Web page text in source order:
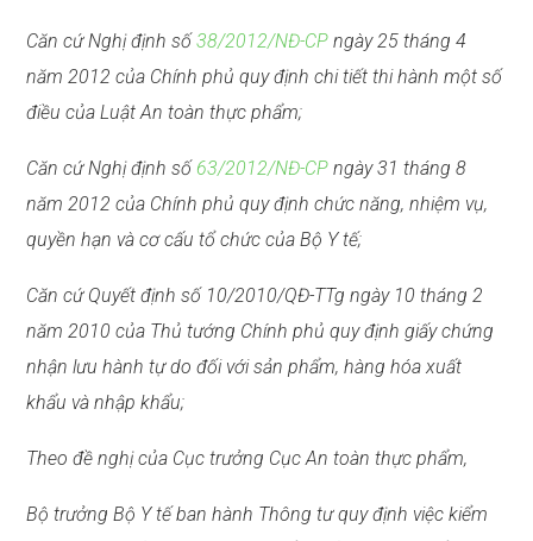
Căn cứ Nghị định số38/2012/NĐ-CP ngày 25 tháng 4
năm 2012 của Chính phủ quy định chi tiết thi hành một số
điều của Luật An toàn thực phẩm;
Căn cứ Nghị định số 63/2012/NĐ-CP ngày 31 tháng 8
năm 2012 của Chính phủ quy định chức năng, nhiệm vụ,
quyền hạn vàcơ cấutổ chức củaBộ Y tế;
Căn cứ Quyết định số 10/2010/QĐ-TTg ngày 10 tháng 2
năm 2010 của Thủ tướng Chính phủ quy định giấy chứng
nhậnlưu hành tự do đối với sản phẩm, hàng hóa xuất
khẩu và nhập khẩu;
Theo đề nghị của Cục trưởng Cục An toàn thực phẩm,
Bộ trưởng Bộ Y tế ban hành Thông tư quy định việc kiểm